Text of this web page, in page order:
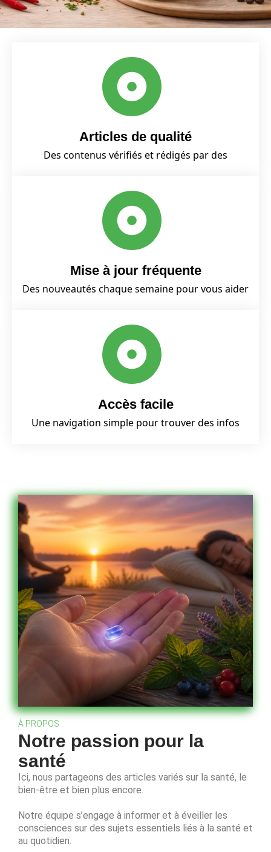
Articles de qualité
Des contenus vérifiés et rédigés par des
Mise à jour fréquente
Des nouveautés chaque semaine pour vous aider
Accès facile
Une navigation simple pour trouver des infos
À PROPOS
Notre passion pour la
santé
Ici, nous partageons des articles variés sur la santé, le
bien-être et bien plus encore.
Notre équipe s’engage à informer et à éveiller les
consciences sur des sujets essentiels liés à la santé et
au quotidien.